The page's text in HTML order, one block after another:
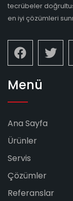
tecrübeler
en iyi çözümleri
Menü
Ana Sayfa
Ürünler
Servis
Çözümler
Referanslar